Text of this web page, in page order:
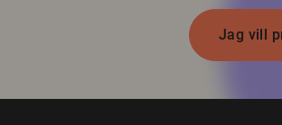
Jag vill